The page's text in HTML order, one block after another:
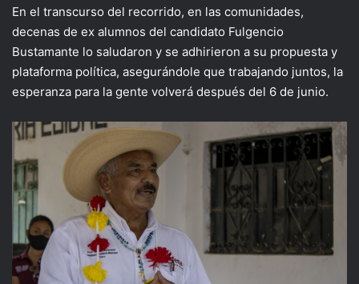
En el transcurso del recorrido, en las comunidades,
decenas de ex alumnos del candidato Fulgencio
Bustamante lo saludaron y se adhirieron a su propuesta y
plataforma política, asegurándole que trabajando juntos, la
esperanza para la gente volverá después del 6 de junio.